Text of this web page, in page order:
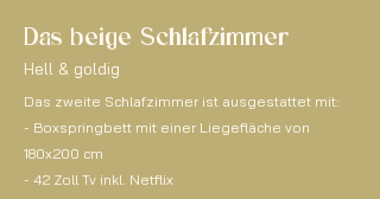
Das beige Schlafzimmer
Hell & goldig
Das zweite Schlafzimmer ist ausgestattet mit:
- Boxspringbett mit einer Liegefläche von
180x200 cm
- 42 Zoll Tv inkl. Netflix